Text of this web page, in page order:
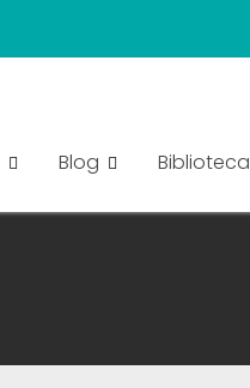
Blog Biblioteca